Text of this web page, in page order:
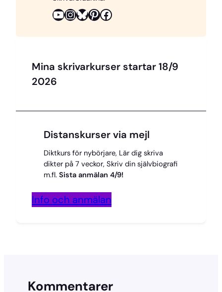
t
YouTube InstagramBluesky Pinterest Facebook
Mina skrivarkurser startar 18/9
2026
Distanskurser via mejl
Diktkurs för nybörjare, Lär dig skriva
dikter på 7 veckor, Skriv din självbiografi
m.fl. Sista anmälan 4/9!
Info och anmälan
Kommentarer